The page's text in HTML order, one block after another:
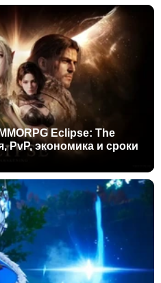
Eclipse: The
PvP, экономика и сроки